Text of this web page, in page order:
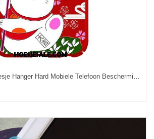
Sony Xperia E5 Hoesje Hanger Hard Mobiele Telefoon Bescherming Rood Kopen